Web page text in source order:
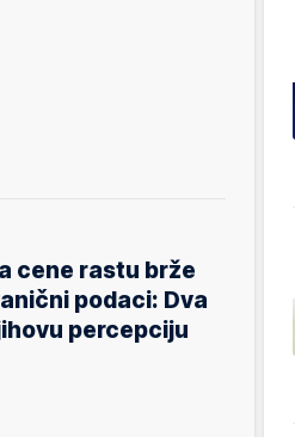
cene rastu brže
podaci: Dva
percepciju